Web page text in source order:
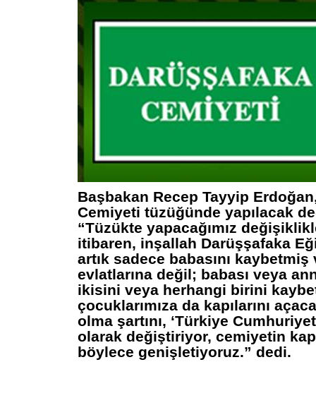
Başbakan Recep Tayyip
Cemiyeti tüzüğünde yapılacak
“Tüzükte yapacağımız
itibaren, inşallah Darüşşafaka
artık sadece babasını kaybetmiş
evlatlarına değil; babası veya
ikisini veya herhangi birini
çocuklarımıza da kapılarını
olma şartını, ‘Türkiye
olarak değiştiriyor, cemiyetin
böylece genişletiyoruz.” dedi.